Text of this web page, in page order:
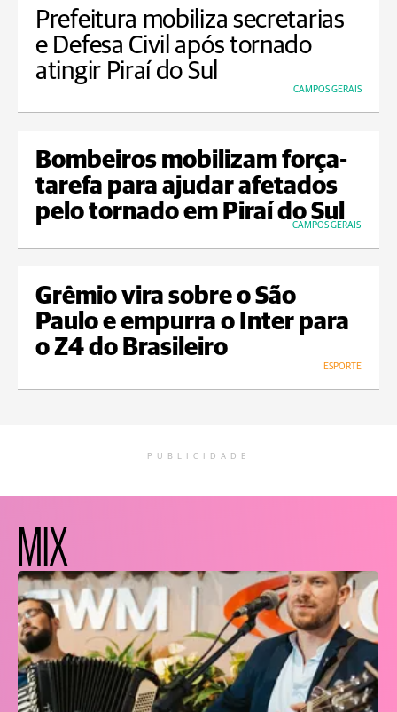
Prefeitura mobiliza secretarias
e Defesa Civil após tornado
atingir Piraí do Sul
CAMPOS GERAIS
Bombeiros mobilizam força-
tarefa para ajudar afetados
pelo tornado em Piraí do Sul
CAMPOS GERAIS
Grêmio vira sobre o São
Paulo e empurra o Inter para
o Z4 do Brasileiro
ESPORTE
PUBLICIDADE
MIX